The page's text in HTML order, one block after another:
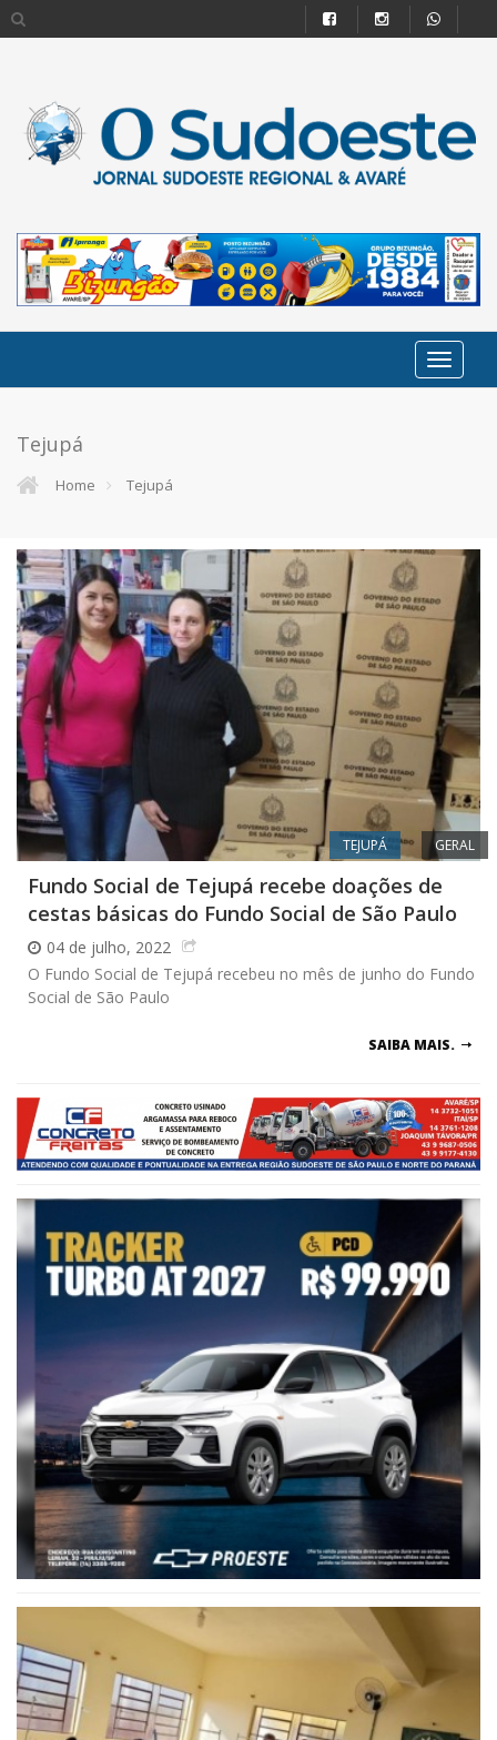
Tejupá
Home Tejupá
TEJUPÁ GERAL
Fundo Social de Tejupá recebe doações de
cestas básicas do Fundo Social de São Paulo
04 de julho, 2022
O Fundo Social de Tejupá recebeu no mês de junho do Fundo
Social de São Paulo
SAIBA MAIS.